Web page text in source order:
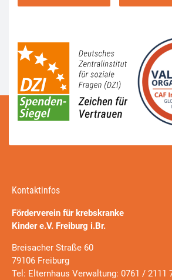
Kontaktinfos
Förderverein für krebskranke
Kinder e.V. Freiburg i.Br.
Breisacher Straße 60
79106 Freiburg
Tel: Elternhaus Verwaltung: 0761 / 2111